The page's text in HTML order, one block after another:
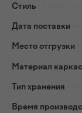
Стиль
Дата поставки
Место отгрузки
Материал
Тип хранения
Время